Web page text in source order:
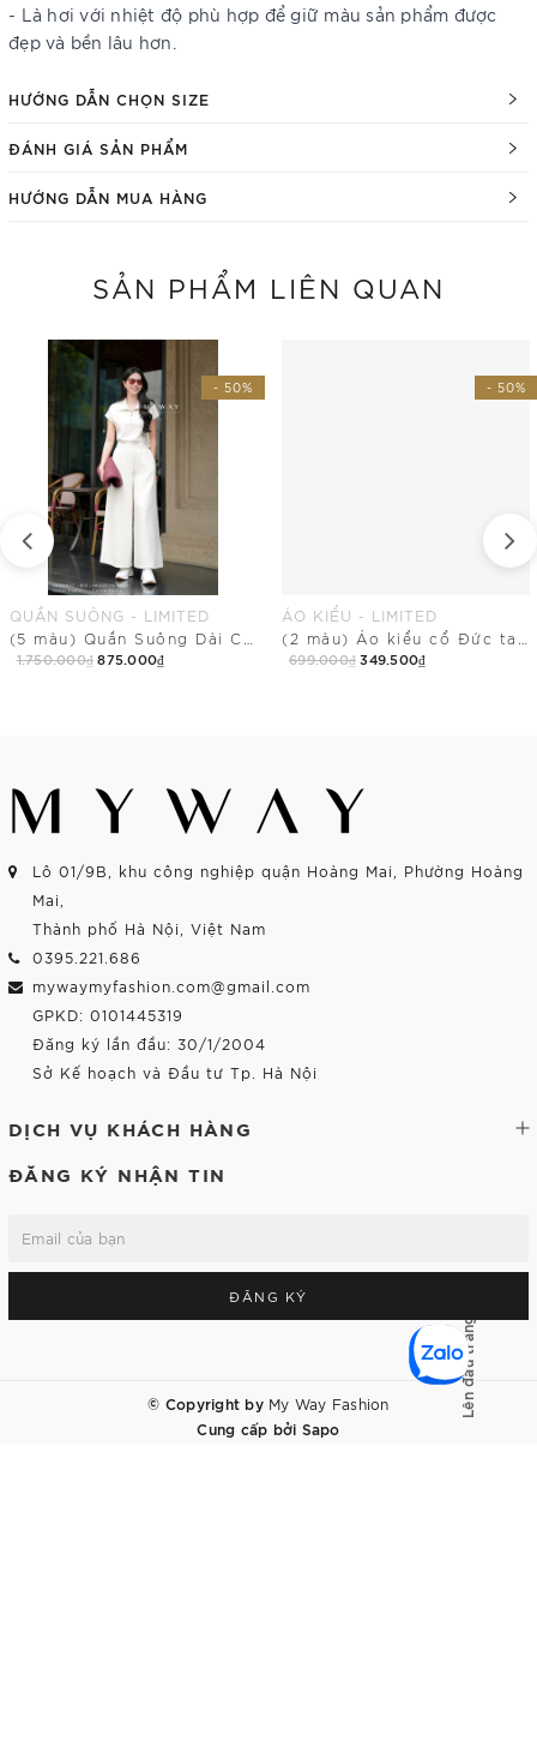
- Là hơi với nhiệt độ phù hợp để giữ màu sản phẩm được
đẹp và bền lâu hơn.
HƯỚNG DẪN CHỌN SIZE
ĐÁNH GIÁ SẢN PHẨM
HƯỚNG DẪN MUA HÀNG
SẢN PHẨM LIÊN QUAN
- 50%
QUẦN SUÔNG - LIMITED
1.750.000₫ 875.000₫
- 50%
ÁO KIỂU - LIMITED
699.000₫ 349.500₫
Lô 01/9B, khu công nghiệp quận Hoàng Mai, Phường Hoàng
Mai,
Thành phố Hà Nội, Việt Nam
0395.221.686
mywaymyfashion.com@gmail.com
GPKD: 0101445319
Đăng ký lần đầu: 30/1/2004
Sở Kế hoạch và Đầu tư Tp. Hà Nội
DỊCH VỤ KHÁCH HÀNG
ĐĂNG KÝ NHẬN TIN
ĐĂNG KÝ
© Copyright by My Way Fashion
Cung cấp bởi Sapo
Lên đầu trang